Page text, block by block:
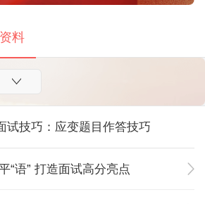
料
试技巧：应变题目作答技巧
“语” 打造面试高分亮点